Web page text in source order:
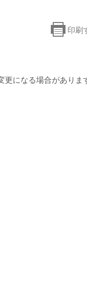
印刷
になる場合がありま